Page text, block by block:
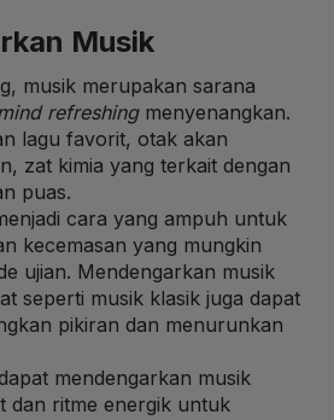
Musik
musik merupakan sarana
refreshingmenyenangkan.
lagu favorit, otak akan
zat kimia yang terkait dengan
puas.
cara yang ampuh untuk
kecemasan yang mungkin
ujian. Mendengarkan musik
seperti musik klasik juga dapat
pikiran dan menurunkan
mendengarkan musik
dan ritme energik untuk